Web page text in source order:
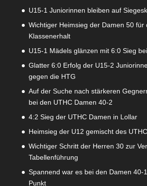
U15-1 Juniorinnen bleiben auf
Wichtiger Heimsieg der Damen 50 für
Klassenerhalt
U15-1 Mädels glänzen mit 6:0 Sieg
Glatter 6:0 Erfolg der U15-2
gegen die HTG
Auf der Suche nach stärkeren
bei den UTHC Damen 40-2
4:2 Sieg der UTHC Damen in Lollar
Heimsieg der U12 gemischt des UTHC
Wichtiger Schritt der Herren 30 zur
Tabellenführung
Spannend war es bei den Damen 40-
Punkt